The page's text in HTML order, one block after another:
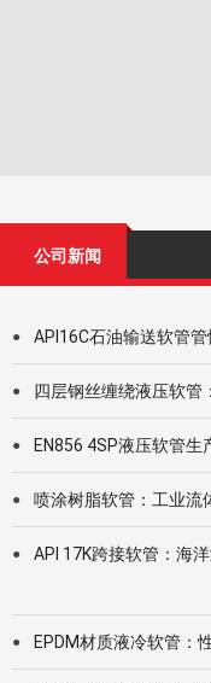
公司新闻
● API16C石油输送软管
● 四层钢丝缠绕液压软管
● EN856 4SP液压软管生
● 喷涂树脂软管：工业流
●
API 17K跨接软管：海
● EPDM材质液冷软管：